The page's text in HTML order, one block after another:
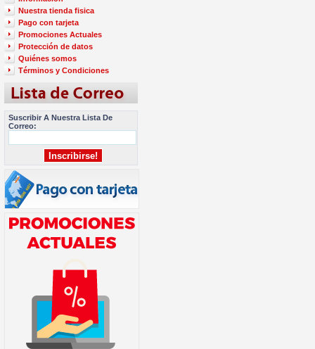
Nuestra tienda fisica
Pago con tarjeta
Promociones Actuales
Protección de datos
Quiénes somos
Términos y Condiciones
Suscribir A Nuestra Lista De
Correo: